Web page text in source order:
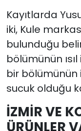
Kayıtlarda
iki, Kule
bulunduğu
bölümünün
bir bölümünün
sucuk olduğu
İZMİR VE
ÜRÜNLER